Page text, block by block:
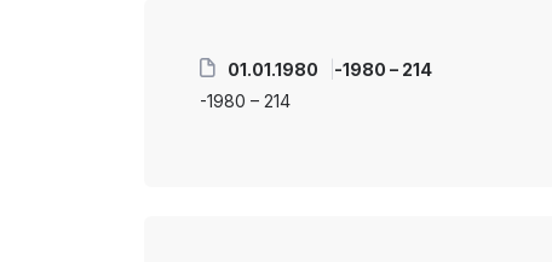
01.01.1980
-1980 – 214
-1980 – 214